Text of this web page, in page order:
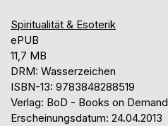
Spiritualität & Esoterik
ePUB
11,7 MB
DRM: Wasserzeichen
ISBN-13: 9783848288519
Verlag: BoD - Books on Demand
Erscheinungsdatum: 24.04.2013